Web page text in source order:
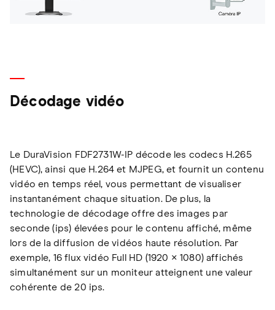
Décodage vidéo
Le DuraVision FDF2731W-IP décode les codecs H.265
(HEVC), ainsi que H.264 et MJPEG, et fournit un contenu
vidéo en temps réel, vous permettant de visualiser
instantanément chaque situation. De plus, la
technologie de décodage offre des images par
seconde (ips) élevées pour le contenu affiché, même
lors de la diffusion de vidéos haute résolution. Par
exemple, 16 flux vidéo Full HD (1920 × 1080) affichés
simultanément sur un moniteur atteignent une valeur
cohérente de 20 ips.